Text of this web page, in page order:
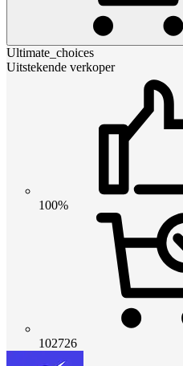
Ultimate_choices
Uitstekende verkoper
100%
102726